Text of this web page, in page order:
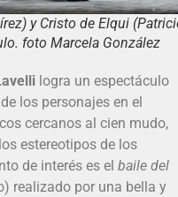
y Cristo de Elqui
foto Marcela González
logra un espectáculo
los personajes en el
cercanos al cien mudo,
estereotipos de los
de interés es el baile del
realizado por una bella y